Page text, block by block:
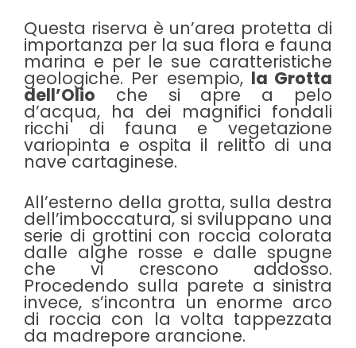
Questa riserva è un’area protetta di
importanza per la sua flora e fauna
marina e per le sue caratteristiche
geologiche. Per esempio, la Grotta
dell’Olio che si apre a pelo
d’acqua, ha dei magnifici fondali
ricchi di fauna e vegetazione
variopinta e ospita il relitto di una
nave cartaginese.
All’esterno della grotta, sulla destra
dell’imboccatura, si sviluppano una
serie di grottini con roccia colorata
dalle alghe rosse e dalle spugne
che vi crescono addosso.
Procedendo sulla parete a sinistra
invece, s’incontra un enorme arco
di roccia con la volta tappezzata
da madrepore arancione.